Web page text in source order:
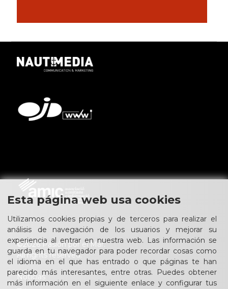
©2026 Pasión por el Mar.
All rights reserved.
Noticias
Esta página web usa cookies
Utilizamos cookies propias y de terceros para realizar el
análisis de navegación de los usuarios y mejorar su
experiencia al entrar en nuestra web. Las información se
guarda en tu navegador para poder recordar cosas como
el idioma en el que has entrado o que páginas te han
parecido más interesantes, entre otras. Puedes obtener
más información en el siguiente enlace y configurar tus